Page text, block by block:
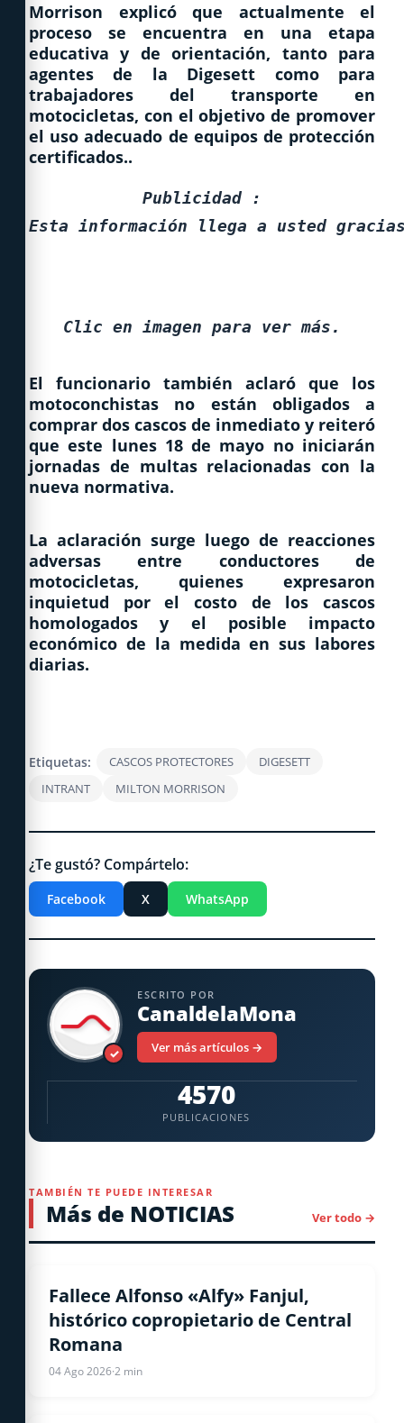
Morrison explicó que actualmente el
proceso se encuentra en una etapa
educativa y de orientación, tanto para
agentes de la Digesett como para
trabajadores del transporte en
motocicletas, con el objetivo de promover
el uso adecuado de equipos de protección
certificados..
Publicidad :
Esta información llega a usted
Clic en imagen para ver más.
El funcionario también aclaró que los
motoconchistas no están obligados a
comprar dos cascos de inmediato y reiteró
que este lunes 18 de mayo no iniciarán
jornadas de multas relacionadas con la
nueva normativa.
La aclaración surge luego de reacciones
adversas entre conductores de
motocicletas, quienes expresaron
inquietud por el costo de los cascos
homologados y el posible impacto
económico de la medida en sus labores
diarias.
Etiquetas: CASCOS PROTECTORES
DIGESETT
INTRANT
MILTON MORRISON
¿Te gustó? Compártelo:
Facebook X WhatsApp
✓
ESCRITO POR
CanaldelaMona
Ver más artículos →
4570
PUBLICACIONES
TAMBIÉN TE PUEDE INTERESAR
Más de NOTICIAS Ver todo →
NACIONALES
Fallece Alfonso «Alfy» Fanjul,
histórico copropietario de Central
Romana
04 Ago 2026·2 min